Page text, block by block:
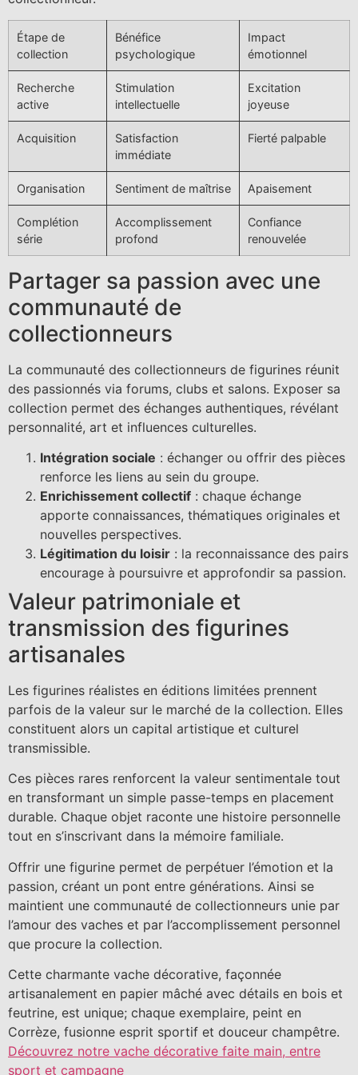
Étape de
collection
Bénéfice
psychologique
Impact
émotionnel
Recherche
active
Stimulation
intellectuelle
Excitation
joyeuse
Acquisition
Satisfaction
immédiate
Fierté palpable
Organisation Sentiment de maîtrise Apaisement
Complétion
série
Accomplissement
profond
Confiance
renouvelée
Partager sa passion avec une
communauté de
collectionneurs
La communauté des collectionneurs de figurines réunit
des passionnés via forums, clubs et salons. Exposer sa
collection permet des échanges authentiques, révélant
personnalité, art et influences culturelles.
Intégration sociale : échanger ou offrir des pièces
renforce les liens au sein du groupe.
Enrichissement collectif : chaque échange
apporte connaissances, thématiques originales et
nouvelles perspectives.
Légitimation du loisir : la reconnaissance des pairs
encourage à poursuivre et approfondir sa passion.
Valeur patrimoniale et
transmission des figurines
artisanales
Les figurines réalistes en éditions limitées prennent
parfois de la valeur sur le marché de la collection. Elles
constituent alors un capital artistique et culturel
transmissible.
Ces pièces rares renforcent la valeur sentimentale tout
en transformant un simple passe-temps en placement
durable. Chaque objet raconte une histoire personnelle
tout en s’inscrivant dans la mémoire familiale.
Offrir une figurine permet de perpétuer l’émotion et la
passion, créant un pont entre générations. Ainsi se
maintient une communauté de collectionneurs unie par
l’amour des vaches et par l’accomplissement personnel
que procure la collection.
Cette charmante vache décorative, façonnée
artisanalement en papier mâché avec détails en bois et
feutrine, est unique; chaque exemplaire, peint en
Corrèze, fusionne esprit sportif et douceur champêtre.
Découvrez notre vache décorative faite main, entre
sport et campagne